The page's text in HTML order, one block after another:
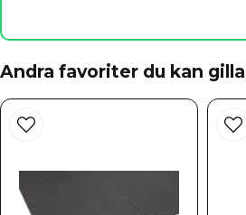
Mejladress
Andra favoriter du kan gilla